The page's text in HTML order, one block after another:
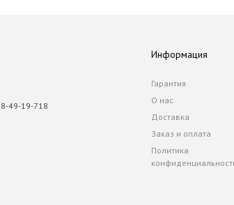
49-19-718
Информация
Гарантия
О нас
Доставка
Заказ и оплата
Политика